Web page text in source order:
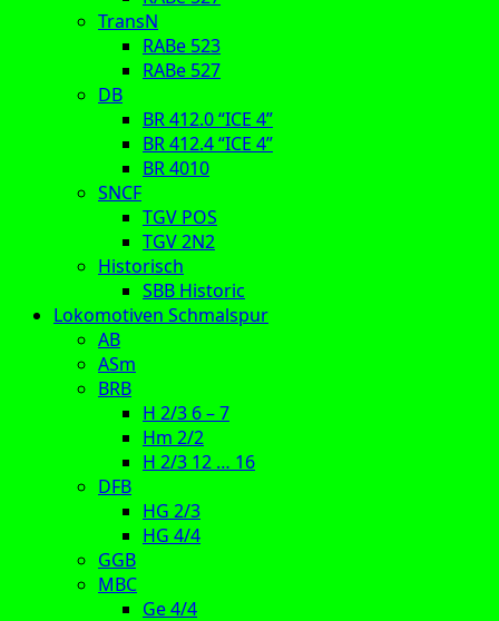
TransN
RABe 523
RABe 527
DB
BR 412.0 “ICE 4”
BR 412.4 “ICE 4”
BR 4010
SNCF
TGV POS
TGV 2N2
Historisch
SBB Historic
Lokomotiven Schmalspur
AB
ASm
BRB
H 2/3 6 – 7
Hm 2/2
H 2/3 12 … 16
DFB
HG 2/3
HG 4/4
GGB
MBC
Ge 4/4